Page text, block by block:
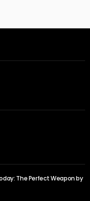
The Perfect Weapon by